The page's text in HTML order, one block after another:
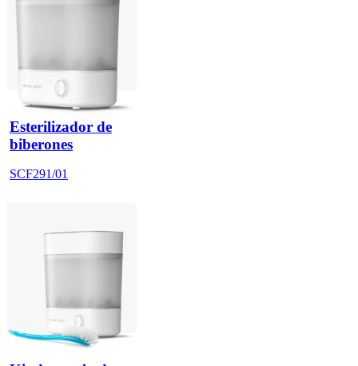
Esterilizador de
biberones
SCF291/01